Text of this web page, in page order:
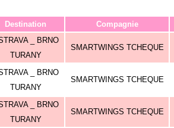
Destination Compagnie
_ BRNO
TURANY
SMARTWINGS TCHEQUE
_ BRNO
TURANY
SMARTWINGS TCHEQUE
_ BRNO
TURANY
SMARTWINGS TCHEQUE